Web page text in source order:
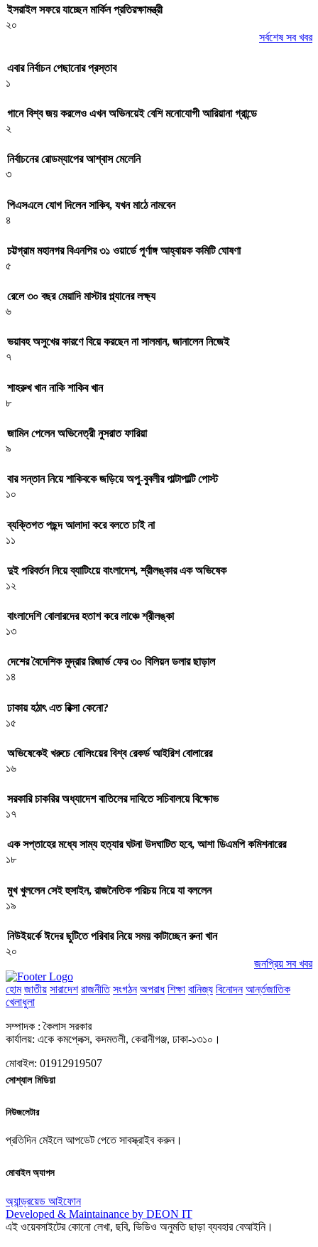
ইসরাইল সফরে যাচ্ছেন মার্কিন প্রতিরক্ষামন্ত্রী
২০
সর্বশেষ সব খবর
এবার নির্বাচন পেছানোর প্রস্তাব
১
গানে বিশ্ব জয় করলেও এখন অভিনয়েই বেশি মনোযোগী আরিয়ানা গ্রান্ডে
২
নির্বাচনের রোডম্যাপের আশ্বাস মেলেনি
৩
পিএসএলে যোগ দিলেন সাকিব, যখন মাঠে নামবেন
৪
চট্টগ্রাম মহানগর বিএনপির ৩১ ওয়ার্ডে পূর্ণাঙ্গ আহ্বায়ক কমিটি ঘোষণা
৫
রেলে ৩০ বছর মেয়াদি মাস্টার প্ল্যানের লক্ষ্য
৬
ভয়াবহ অসুখের কারণে বিয়ে করছেন না সালমান, জানালেন নিজেই
৭
শাহরুখ খান নাকি শাকিব খান
৮
জামিন পেলেন অভিনেত্রী নুসরাত ফারিয়া
৯
বার সন্তান নিয়ে শাকিবকে জড়িয়ে অপু-বুবলীর পাল্টাপাল্টি পোস্ট
১০
ব্যক্তিগত পছন্দ আলাদা করে বলতে চাই না
১১
দুই পরিবর্তন নিয়ে ব্যাটিংয়ে বাংলাদেশ, শ্রীলঙ্কার এক অভিষেক
১২
বাংলাদেশি বোলারদের হতাশ করে লাঞ্চে শ্রীলঙ্কা
১৩
দেশের বৈদেশিক মুদ্রার রিজার্ভ ফের ৩০ বিলিয়ন ডলার ছাড়াল
১৪
ঢাকায় হঠাৎ এত রিক্সা কেনো?
১৫
অভিষেকেই খরুচে বোলিংয়ের বিশ্ব রেকর্ড আইরিশ বোলারের
১৬
সরকারি চাকরির অধ্যাদেশ বাতিলের দাবিতে সচিবালয়ে বিক্ষোভ
১৭
এক সপ্তাহের মধ্যে সাম্য হত্যার ঘটনা উদঘাটিত হবে, আশা ডিএমপি কমিশনারের
১৮
মুখ খুললেন সেই হুসাইন, রাজনৈতিক পরিচয় নিয়ে যা বললেন
১৯
নিউইয়র্কে ঈদের ছুটিতে পরিবার নিয়ে সময় কাটাচ্ছেন রুনা খান
২০
জনপ্রিয় সব খবর
হোম জাতীয় সারাদেশ রাজনীতি সংগঠন অপরাধ শিক্ষা বানিজ্য বিনোদন আর্ন্তজাতিক
খেলাধুলা
সম্পাদক : কৈলাস সরকার
কার্যালয়: একে কমপ্লেক্স, কদমতলী, কেরানীগঞ্জ, ঢাকা-১৩১০।
মোবাইল: 01912919507
সোশ্যাল মিডিয়া
নিউজলেটার
প্রতিদিন মেইলে আপডেট পেতে সাবস্ক্রাইব করুন।
মোবাইল অ্যাপস
অ্যান্ড্রয়েড আইফোন
Developed & Maintainance by DEON IT
এই ওয়েবসাইটের কোনো লেখা, ছবি, ভিডিও অনুমতি ছাড়া ব্যবহার বেআইনি।